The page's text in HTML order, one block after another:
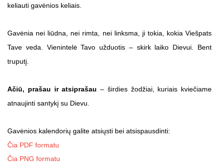
keliauti gavėnios keliais.
Gavėnia nei liūdna, nei rimta, nei linksma, ji tokia, kokia Viešpats
Tave veda. Vienintelė Tavo užduotis – skirk laiko Dievui. Bent
truputį.
Ačiū, prašau ir atsiprašau – širdies žodžiai, kuriais kviečiame
atnaujinti santykį su Dievu.
Gavėnios kalendorių galite atsiųsti bei atsispausdinti:
Čia PDF formatu
Čia PNG formatu